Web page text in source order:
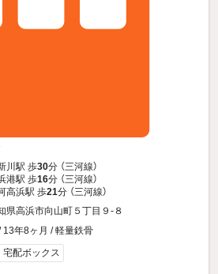
川駅 歩30分 （三河線）
港駅 歩16分 （三河線）
高浜駅 歩21分 （三河線）
県高浜市向山町５丁目９-８
13年8ヶ月 / 軽量鉄骨
宅配ボックス